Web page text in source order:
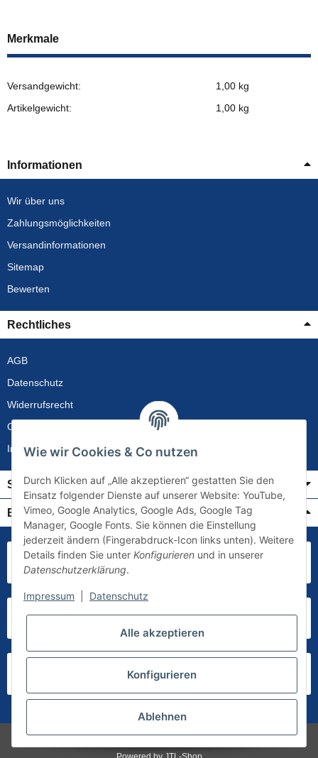
Merkmale
Versandgewicht:
1,00 kg
Artikelgewicht:
1,00 kg
Informationen
Wir über uns
Zahlungsmöglichkeiten
Versandinformationen
Sitemap
Bewerten
Rechtliches
AGB
Datenschutz
Widerrufsrecht
Gewährleistung
Impressum
Service
Bezahlung & Versand
* Alle Preise inkl. gesetzlicher USt., zzgl.Versand
Wie wir Cookies & Co nutzen
Durch Klicken auf „Alle akzeptieren“ gestatten Sie den
Einsatz folgender Dienste auf unserer Website: YouTube,
Vimeo, Google Analytics, Google Ads, Google Tag
Manager, Google Fonts. Sie können die Einstellung
jederzeit ändern (Fingerabdruck-Icon links unten). Weitere
Details finden Sie unter Konfigurieren und in unserer
Datenschutzerklärung.
Impressum Datenschutz
Alle akzeptieren
Konfigurieren
Ablehnen